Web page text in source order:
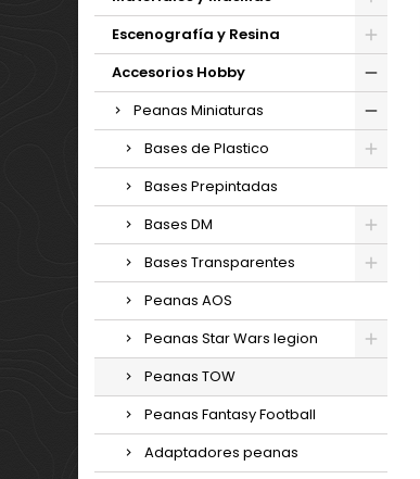
Escenografía y Resina
Accesorios Hobby
Peanas Miniaturas
Bases de Plastico
Bases Prepintadas
Bases DM
Bases Transparentes
Peanas AOS
Peanas Star Wars legion
Peanas TOW
Peanas Fantasy Football
Adaptadores peanas